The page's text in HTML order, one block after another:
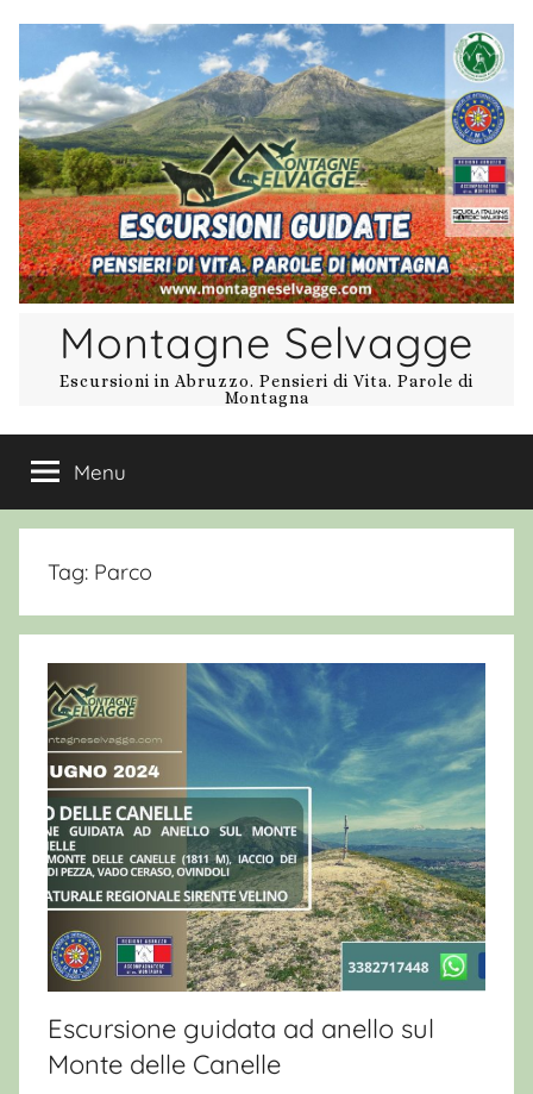
contenuto
Montagne Selvagge
Escursioni in Abruzzo. Pensieri di Vita. Parole di
Montagna
Menu
Tag: Parco
Escursione guidata ad anello sul
Monte delle Canelle